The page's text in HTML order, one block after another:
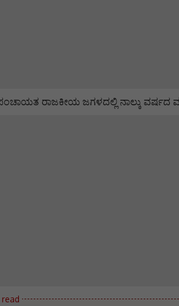
ರಾಜಕೀಯ ಜಗಳದಲ್ಲಿ ನಾಲ್ಕು